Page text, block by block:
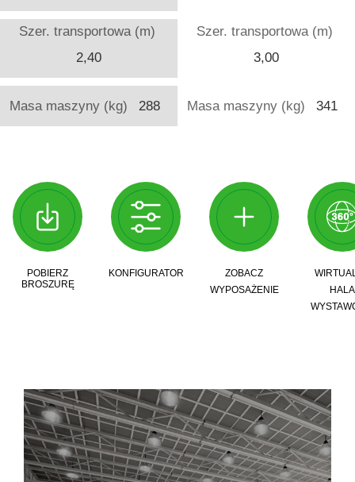
Szer. transportowa (m)
2,40
Szer. transportowa (m)
3,00
Masa maszyny (kg) 288 Masa maszyny (kg) 341
POBIERZ
BROSZURĘ
KONFIGURATOR
ZOBACZ
WYPOSAŻENIE
HALA